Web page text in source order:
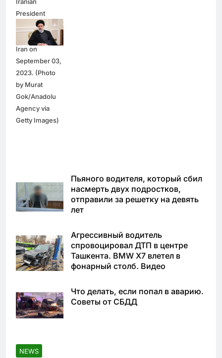
Iranian
President
Ebrahim Raisi
(R) in Tehran,
Iran on
September 03,
2023. (Photo
by Murat
Gok/Anadolu
Agency via
Getty Images)
Пьяного водителя, который сбил
насмерть двух подростков,
отправили за решетку на девять
лет
Агрессивный водитель
спровоцировал ДТП в центре
Ташкента. BMW X7 влетел в
фонарный столб. Видео
Что делать, если попал в аварию.
Советы от СБДД
NEWS